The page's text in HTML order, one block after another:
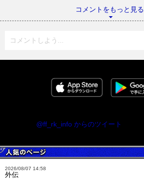
コメントをもっと見る
コメントしよう...
@ff_rk_info からのツイート
2026/08/07 14:58
外伝